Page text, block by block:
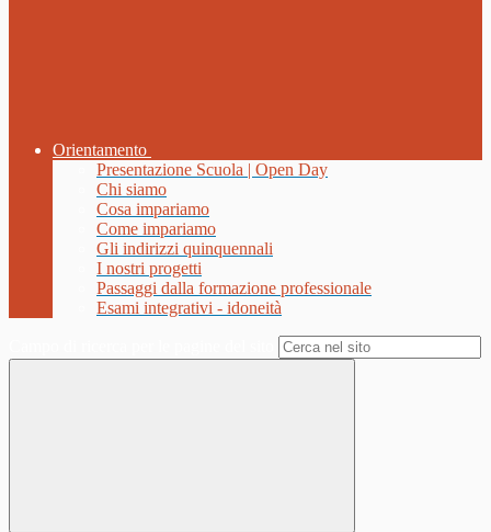
Orientamento
Presentazione Scuola | Open Day
Chi siamo
Cosa impariamo
Come impariamo
Gli indirizzi quinquennali
I nostri progetti
Passaggi dalla formazione professionale
Esami integrativi - idoneità